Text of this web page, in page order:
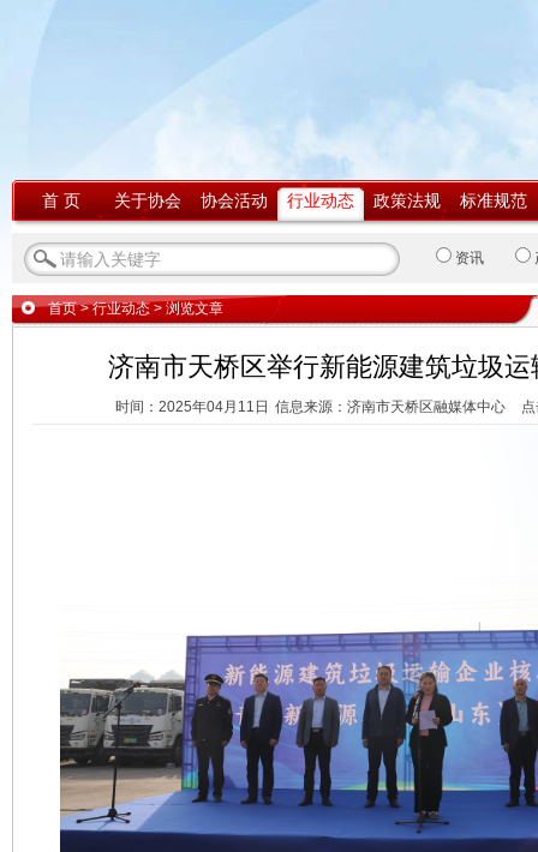
首 页 关于协会 协会活动 行业动态 政策法规 标准规范
资讯
首页>行业动态 > 浏览文章
济南市天桥区举行新能源建筑垃圾
时间：2025年04月11日 信息来源：济南市天桥区融媒体中心